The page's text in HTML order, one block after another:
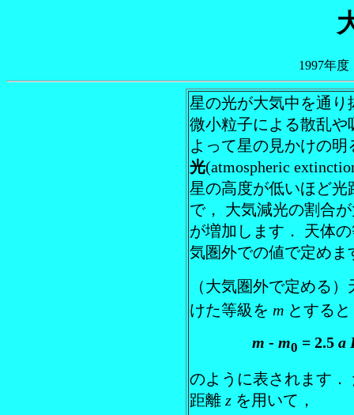
1997年
星の光が大気中を通
微小粒子による散乱
よって星の見かけの
光(atmospheric
星の高度が低いほど
で， 大気減光の割合
が増加します． 天体
気圏外での値で定めま
（大気圏外で定める
けた等級を m とする
m - m0 = 2.5 a
のように表されます．
距離 z を用いて，